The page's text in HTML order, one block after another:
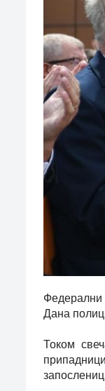
Дана
Током